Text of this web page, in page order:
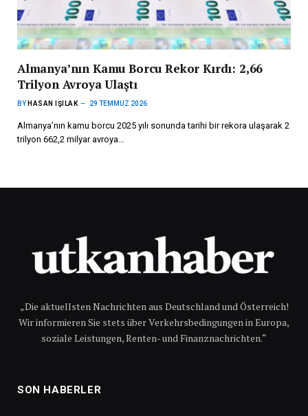
Almanya’nın Kamu Borcu Rekor Kırdı: 2,66
Trilyon Avroya Ulaştı
BY HASAN IŞILAK 29 TEMMUZ 2026
Almanya’nın kamu borcu 2025 yılı sonunda tarihi bir rekora ulaşarak 2
trilyon 662,2 milyar avroya…
„Die aktuellsten Nachrichten aus Deutschland und Österreich!
Wir informieren Sie stets über Verkehrsbedingungen in Europa,
soziale Leistungen, Renten- und Finanznachrichten.“
SON HABERLER